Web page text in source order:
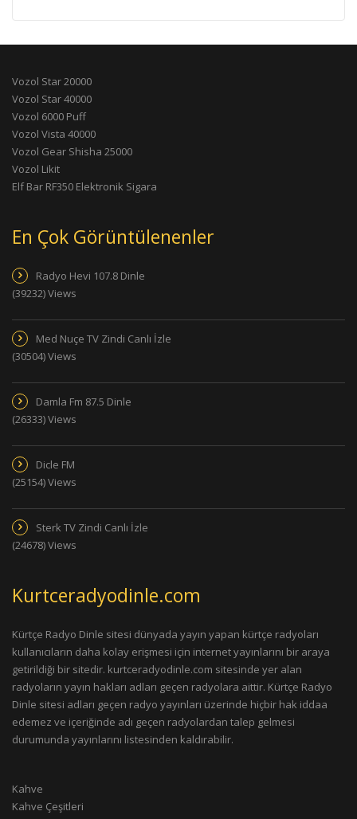
Vozol Star 20000
Vozol Star 40000
Vozol 6000 Puff
Vozol Vista 40000
Vozol Gear Shisha 25000
Vozol Likit
Elf Bar RF350 Elektronik Sigara
En Çok Görüntülenenler
Radyo Hevi 107.8 Dinle
(39232) Views
Med Nuçe TV Zindi Canlı İzle
(30504) Views
Damla Fm 87.5 Dinle
(26333) Views
Dicle FM
(25154) Views
Sterk TV Zindi Canlı İzle
(24678) Views
Kurtceradyodinle.com
Kürtçe Radyo Dinle sitesi dünyada yayın yapan kürtçe radyoları
kullanıcıların daha kolay erişmesi için internet yayınlarını bir araya
getirildiği bir sitedir. kurtceradyodinle.com sitesinde yer alan
radyoların yayın hakları adları geçen radyolara aittir. Kürtçe Radyo
Dinle sitesi adları geçen radyo yayınları üzerinde hiçbir hak iddaa
edemez ve içeriğinde adı geçen radyolardan talep gelmesi
durumunda yayınlarını listesinden kaldırabilir.
Kahve
Kahve Çeşitleri